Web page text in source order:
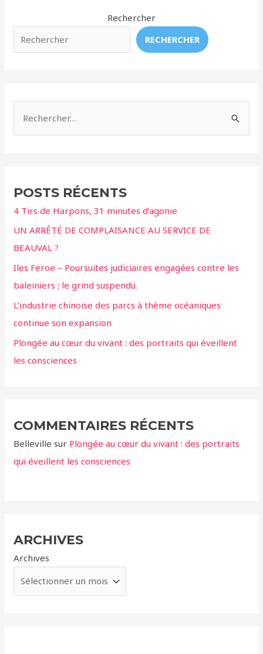
le
dauphin
Rechercher
RECHERCHER
r
c
h
e
r
:
POSTS RÉCENTS
4 Tirs de Harpons, 31 minutes d’agonie
UN ARRÊTÉ DE COMPLAISANCE AU SERVICE DE
BEAUVAL ?
Iles Feroe – Poursuites judiciaires engagées contre les
baleiniers ; le grind suspendu.
L’industrie chinoise des parcs à thème océaniques
continue son expansion
Plongée au cœur du vivant : des portraits qui éveillent
les consciences
COMMENTAIRES RÉCENTS
Belleville sur Plongée au cœur du vivant : des portraits
qui éveillent les consciences
ARCHIVES
Archives